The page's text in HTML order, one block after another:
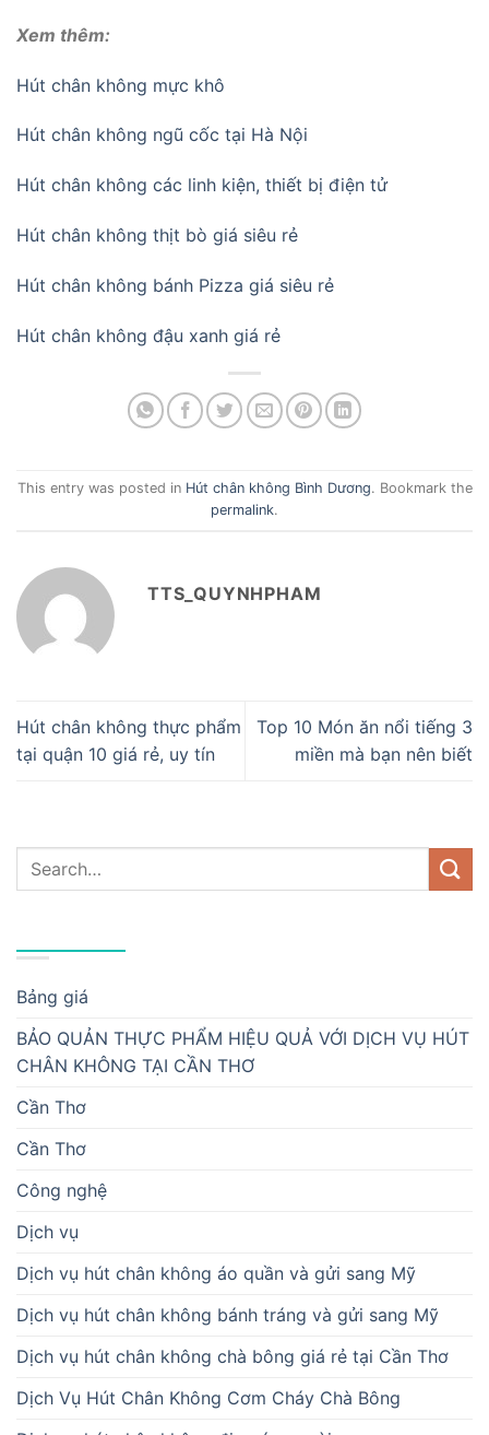
Xem thêm:
Hút chân không mực khô
Hút chân không ngũ cốc tại Hà Nội
Hút chân không các linh kiện, thiết bị điện tử
Hút chân không thịt bò giá siêu rẻ
Hút chân không bánh Pizza giá siêu rẻ
Hút chân không đậu xanh giá rẻ
This entry was posted in Hút chân không Bình Dương. Bookmark the
permalink.
TTS_QUYNHPHAM
Hút chân không thực phẩm
tại quận 10 giá rẻ, uy tín
Top 10 Món ăn nổi tiếng 3
miền mà bạn nên biết
Bảng giá
BẢO QUẢN THỰC PHẨM HIỆU QUẢ VỚI DỊCH VỤ HÚT
CHÂN KHÔNG TẠI CẦN THƠ
Cần Thơ
Cần Thơ
Công nghệ
Dịch vụ
Dịch vụ hút chân không áo quần và gửi sang Mỹ
Dịch vụ hút chân không bánh tráng và gửi sang Mỹ
Dịch vụ hút chân không chà bông giá rẻ tại Cần Thơ
Dịch Vụ Hút Chân Không Cơm Cháy Chà Bông